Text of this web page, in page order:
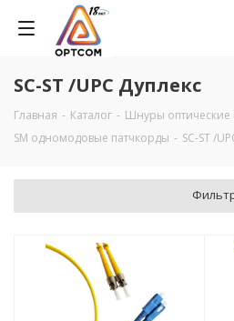
SC-ST /UPC Дуплекс
Главная - Каталог - Шнуры оптические
SM одномодовые патчкорды - SC-ST /